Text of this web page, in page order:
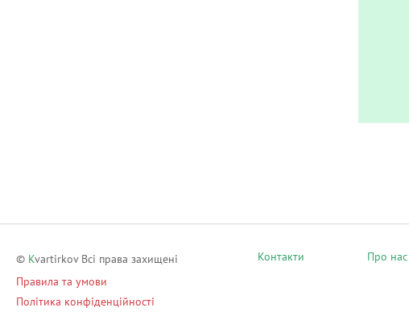
© Kvartirkov Всі права захищені
Правила та умови
Політика конфіденційності
Контакти Про нас